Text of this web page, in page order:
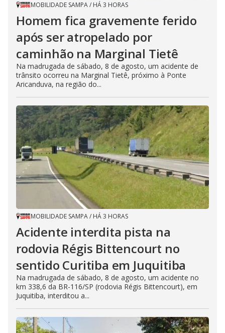
MOBILIDADE SAMPA/ HÁ 3 HORAS
Homem fica gravemente ferido
após ser atropelado por
caminhão na Marginal Tietê
Na madrugada de sábado, 8 de agosto, um acidente de
trânsito ocorreu na Marginal Tietê, próximo à Ponte
Aricanduva, na região do...
MOBILIDADE SAMPA/ HÁ 3 HORAS
Acidente interdita pista na
rodovia Régis Bittencourt no
sentido Curitiba em Juquitiba
Na madrugada de sábado, 8 de agosto, um acidente no
km 338,6 da BR-116/SP (rodovia Régis Bittencourt), em
Juquitiba, interditou a...